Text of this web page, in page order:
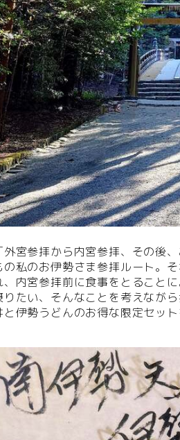
外宮参拝から内宮参拝、その後
の私のお伊勢さま参拝ルート。
、内宮参拝前に食事をとること
りたい、そんなことを考えなが
と伊勢うどんのお得な限定セッ